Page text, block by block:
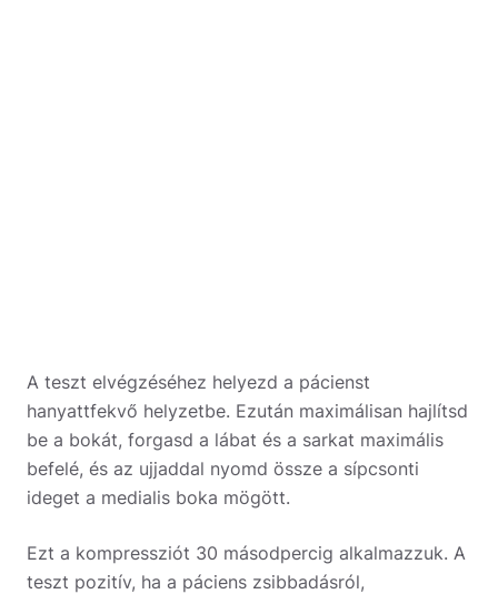
A teszt elvégzéséhez helyezd a pácienst
hanyattfekvő helyzetbe. Ezután maximálisan hajlítsd
be a bokát, forgasd a lábat és a sarkat maximális
befelé, és az ujjaddal nyomd össze a sípcsonti
ideget a medialis boka mögött.
Ezt a kompressziót 30 másodpercig alkalmazzuk. A
teszt pozitív, ha a páciens zsibbadásról,